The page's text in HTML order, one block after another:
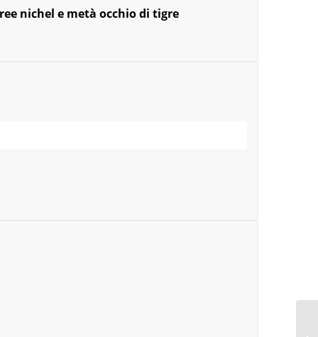
nichel e metà occhio di tigre